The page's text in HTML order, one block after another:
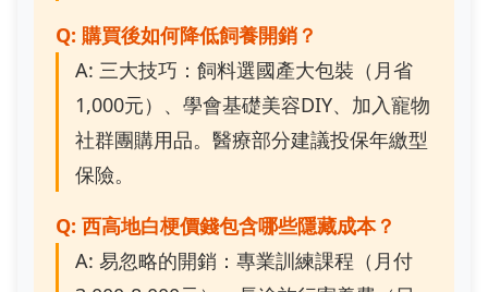
Q: 購買後如何降低飼養開銷？
A: 三大技巧：飼料選國產大包裝（月省
1,000元）、學會基礎美容DIY、加入寵物
社群團購用品。醫療部分建議投保年繳型
保險。
Q: 西高地白梗價錢包含哪些隱藏成本？
A: 易忽略的開銷：專業訓練課程（月付